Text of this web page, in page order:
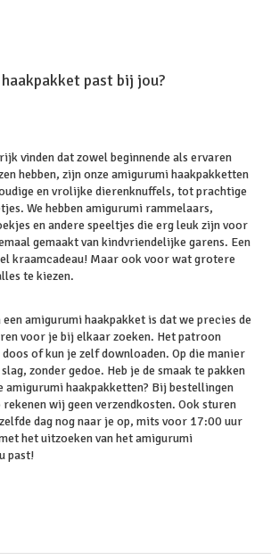
past bij jou?
vinden dat zowel beginnende als ervaren
hebben, zijn onze amigurumi haakpakketten
en vrolijke dierenknuffels, tot prachtige
We hebben amigurumi rammelaars,
en andere speeltjes die erg leuk zijn voor
gemaakt van kindvriendelijke garens. Een
kraamcadeau! Maar ook voor wat grotere
te kiezen.
een amigurumi haakpakket is dat we precies de
voor je bij elkaar zoeken. Het patroon
of kun je zelf downloaden. Op die manier
zonder gedoe. Heb je de smaak te pakken
amigurumi haakpakketten? Bij bestellingen
rekenen wij geen verzendkosten. Ook sturen
dag nog naar je op, mits voor 17:00 uur
het uitzoeken van het amigurumi
past!